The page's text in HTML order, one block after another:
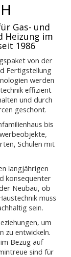
Gas- und
Heizung im
1986
von der
Fertigstellung
werden
effizient
und durch
geschont.
bis
Schulen mit
langjährigen
konsequenter
Neubau, ob
muss
sein.
um
zu entwickeln.
Bezug auf
sind für